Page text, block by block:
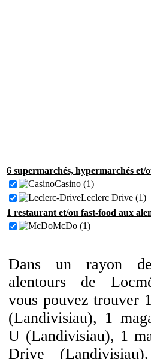
6 supermarchés, hypermarchés et/
Casino (1)
Leclerc Drive (1)
1 restaurant et/ou fast-food aux
McDo (1)
Dans un rayon
alentours de
vous pouvez trouver
(Landivisiau), 1
U (Landivisiau), 1
Drive